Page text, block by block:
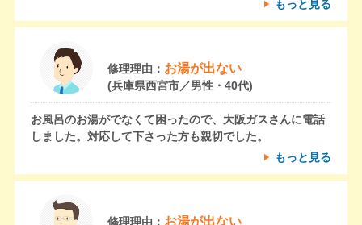
もっと見る
修理理由： お湯が出ない
(兵庫県西宮市／男性・40代)
お風呂のお湯がでなくて困ったので、大阪ガスさんに電話
しました。対応して下さった方も親切でした。
もっと見る
修理理由： お湯が出ない